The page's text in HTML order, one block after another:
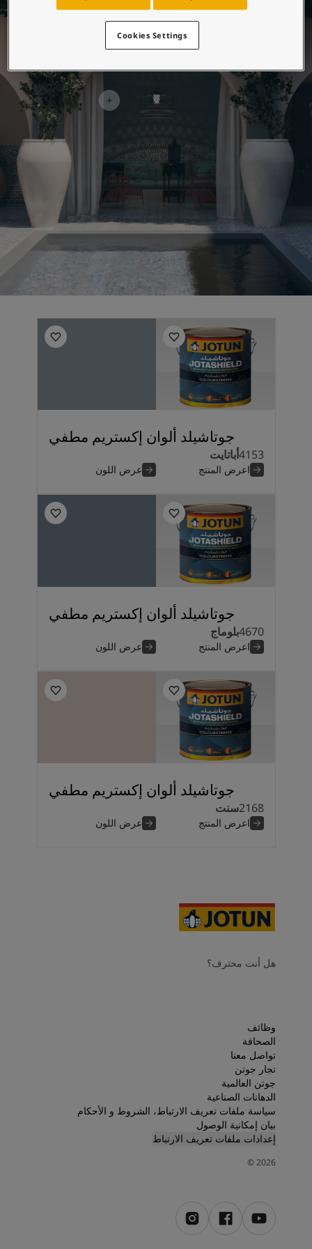
خدماتنا
البحث عن موزع جوتن
مستندات المنتجات
مساحات تنبض بالحياة - أحدث مجموعة ألوان جوتن
شركة كبرى
الدهانات الصناعية
جوتاشيلد ألوان إكستريم مطفي
4153أباتايت
اعرض المنتج عرض اللون
جوتاشيلد ألوان إكستريم مطفي
4670بلوماج
اعرض المنتج عرض اللون
جوتاشيلد ألوان إكستريم مطفي
2168سنت
اعرض المنتج عرض اللون
هل أنت محترف؟
وظائف
الصحافة
تواصل معنا
تجار جوتن
جوتن العالمية
الدهانات الصناعية
سياسة ملفات تعريف الارتباط، الشروط و الأحكام
بيان إمكانية الوصول
إعدادات ملفات تعريف الارتباط
2026
©
Cookies Settings